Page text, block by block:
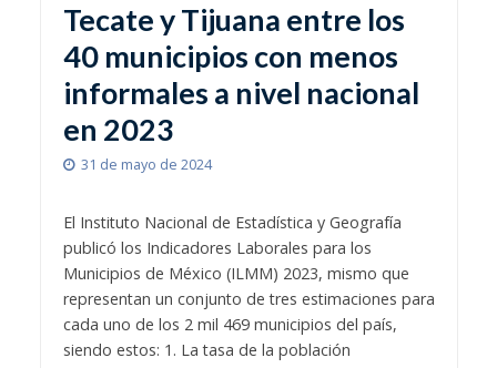
Tecate y Tijuana entre los
40 municipios con menos
informales a nivel nacional
en 2023
31 de mayo de 2024
El Instituto Nacional de Estadística y Geografía
publicó los Indicadores Laborales para los
Municipios de México (ILMM) 2023, mismo que
representan un conjunto de tres estimaciones para
cada uno de los 2 mil 469 municipios del país,
siendo estos: 1. La tasa de la población